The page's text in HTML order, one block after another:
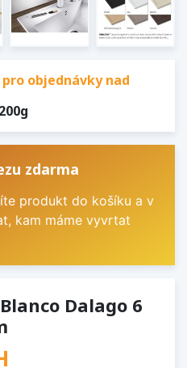
objednávky nad
zdarma
produkt do košíku a v
kam máme vyvrtat
Dalago 6